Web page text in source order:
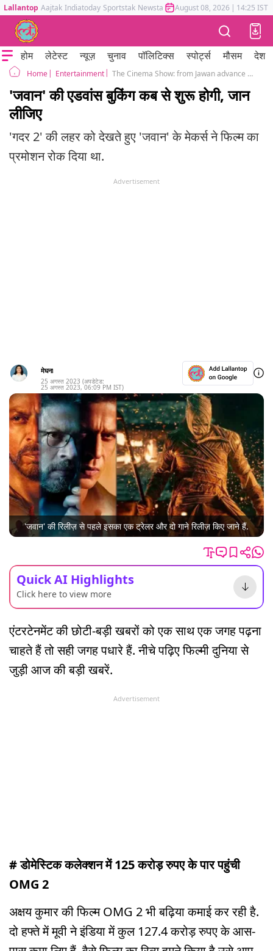
Lallantop Aajtak Indiatoday Sportstak Newstak Mumbai Tak Astrotak
August 08, 2026 | 14:25 IST
होम लेटेस्ट न्यूज़ चुनाव पॉलिटिक्स स्पोर्ट्स मौसम देश
Home Entertainment The Cinema Show: from Jawan advance booking to Imran Khan next movie and Alia Bhatt's spy universe film update
'जवान' की एडवांस बुकिंग कब से शुरू होगी, जान
लीजिए
'गदर 2' की लहर को देखते हुए 'जवान' के मेकर्स ने फिल्म का
प्रमोशन रोक दिया था.
Advertisement
मेघना
25 अगस्त 2023 (अपडेटेड:
25 अगस्त 2023, 06:09 PM IST)
'जवान' की रिलीज़ से पहले इसका एक ट्रेलर और दो गाने रिलीज़ किए जाने हैं.
Quick AI Highlights
Click here to view more
एंटरटेनमेंट की छोटी-बड़ी खबरों को एक साथ एक जगह पढ़ना
चाहते हैं तो सही जगह पधारे हैं. नीचे पढ़िए फिल्मी दुनिया से
जुड़ी आज की बड़ी खबरें.
Advertisement
# डोमेस्टिक कलेक्शन में 125 करोड़ रुपए के पार पहुंची
OMG 2
अक्षय कुमार की फिल्म OMG 2 भी बढ़िया कमाई कर रही है.
दो हफ्ते में मूवी ने इंडिया में कुल 127.4 करोड़ रुपए के आस-